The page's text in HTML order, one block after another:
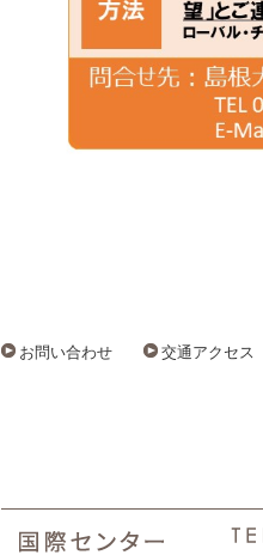
お問い合わせ 交通アクセス